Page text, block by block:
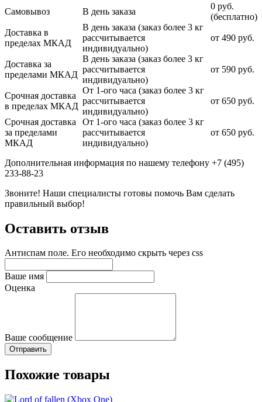
Самовывоз В день заказа
0 руб.
(бесплатно)
Доставка в
пределах МКАД
В день заказа (заказ более 3 кг
рассчитывается
индивидуально)
от 490 руб.
Доставка за
пределами МКАД
В день заказа (заказ более 3 кг
рассчитывается
индивидуально)
от 590 руб.
Срочная доставка
в пределах МКАД
От 1-ого часа (заказ более 3 кг
рассчитывается
индивидуально)
от 650 руб.
Срочная доставка
за пределами
МКАД
От 1-ого часа (заказ более 3 кг
рассчитывается
индивидуально)
от 650 руб.
Дополнительная информация по нашему телефону +7 (495)
233-88-23
Звоните! Наши специалисты готовы помочь Вам сделать
правильный выбор!
Оставить отзыв
Антиспам поле. Его необходимо скрыть через css
Ваше имя
Оценка
Ваше сообщение
Похожие товары